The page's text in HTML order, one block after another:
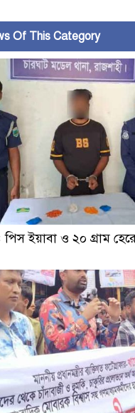
Of This Category
পিস ইয়াবা ও ২০ গ্রাম